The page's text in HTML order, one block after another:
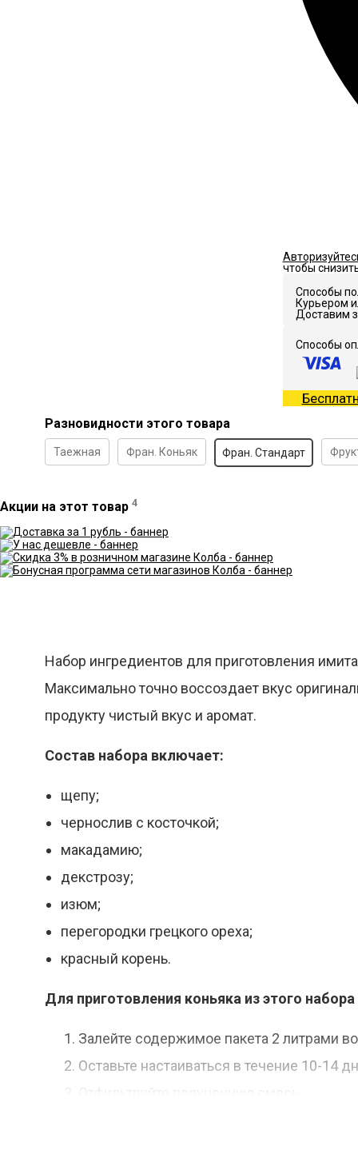
чтобы
Способы
Курьером
Доставим
Способы
Разновидности этого товара
Таежная Фран. Коньяк Фран. Стандарт
Акции на этот товар 4
Набор ингредиентов для приготовления
Максимально точно воссоздает вкус
продукту чистый вкус и аромат.
Состав набора включает:
щепу;
чернослив с косточкой;
макадамию;
декстрозу;
изюм;
перегородки грецкого ореха;
красный корень.
Для приготовления коньяка из этого
Залейте содержимое пакета 2 литрами
Оставьте настаиваться в течение 10-14